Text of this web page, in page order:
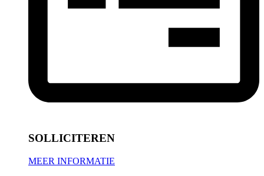
SOLLICITEREN
MEER INFORMATIE